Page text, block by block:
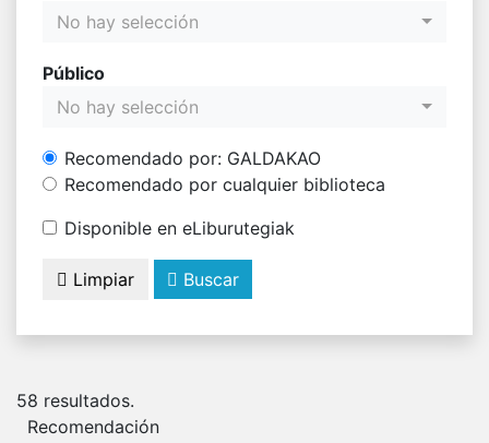
No hay selección
Público
No hay selección
Recomendado por: GALDAKAO
Recomendado por cualquier biblioteca
Disponible en eLiburutegiak
Limpiar Buscar
58 resultados.
Recomendación